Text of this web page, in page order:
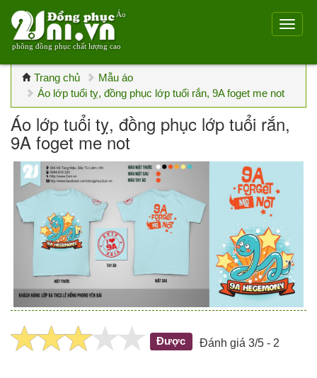
Áo
phông đồng phục chất lượng cao
Trang chủ
Mẫu áo
Áo lớp tuổi tỵ, đồng phục lớp tuổi rắn, 9A foget me not
Áo lớp tuổi tỵ, đồng phục lớp tuổi rắn,
9A foget me not
Được Đánh giá 3/5 - 2